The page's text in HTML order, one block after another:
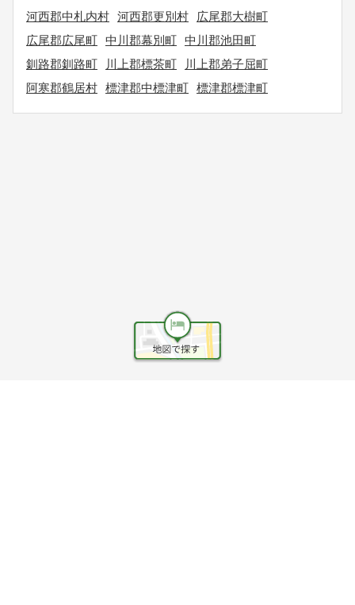
河西郡中札内村 河西郡更別村
広尾郡大樹町
広尾郡広尾町 中川郡幕別町 中川郡池田町
釧路郡釧路町
川上郡標茶町
川上郡弟子屈町
阿寒郡鶴居村 標津郡中標津町 標津郡標津町